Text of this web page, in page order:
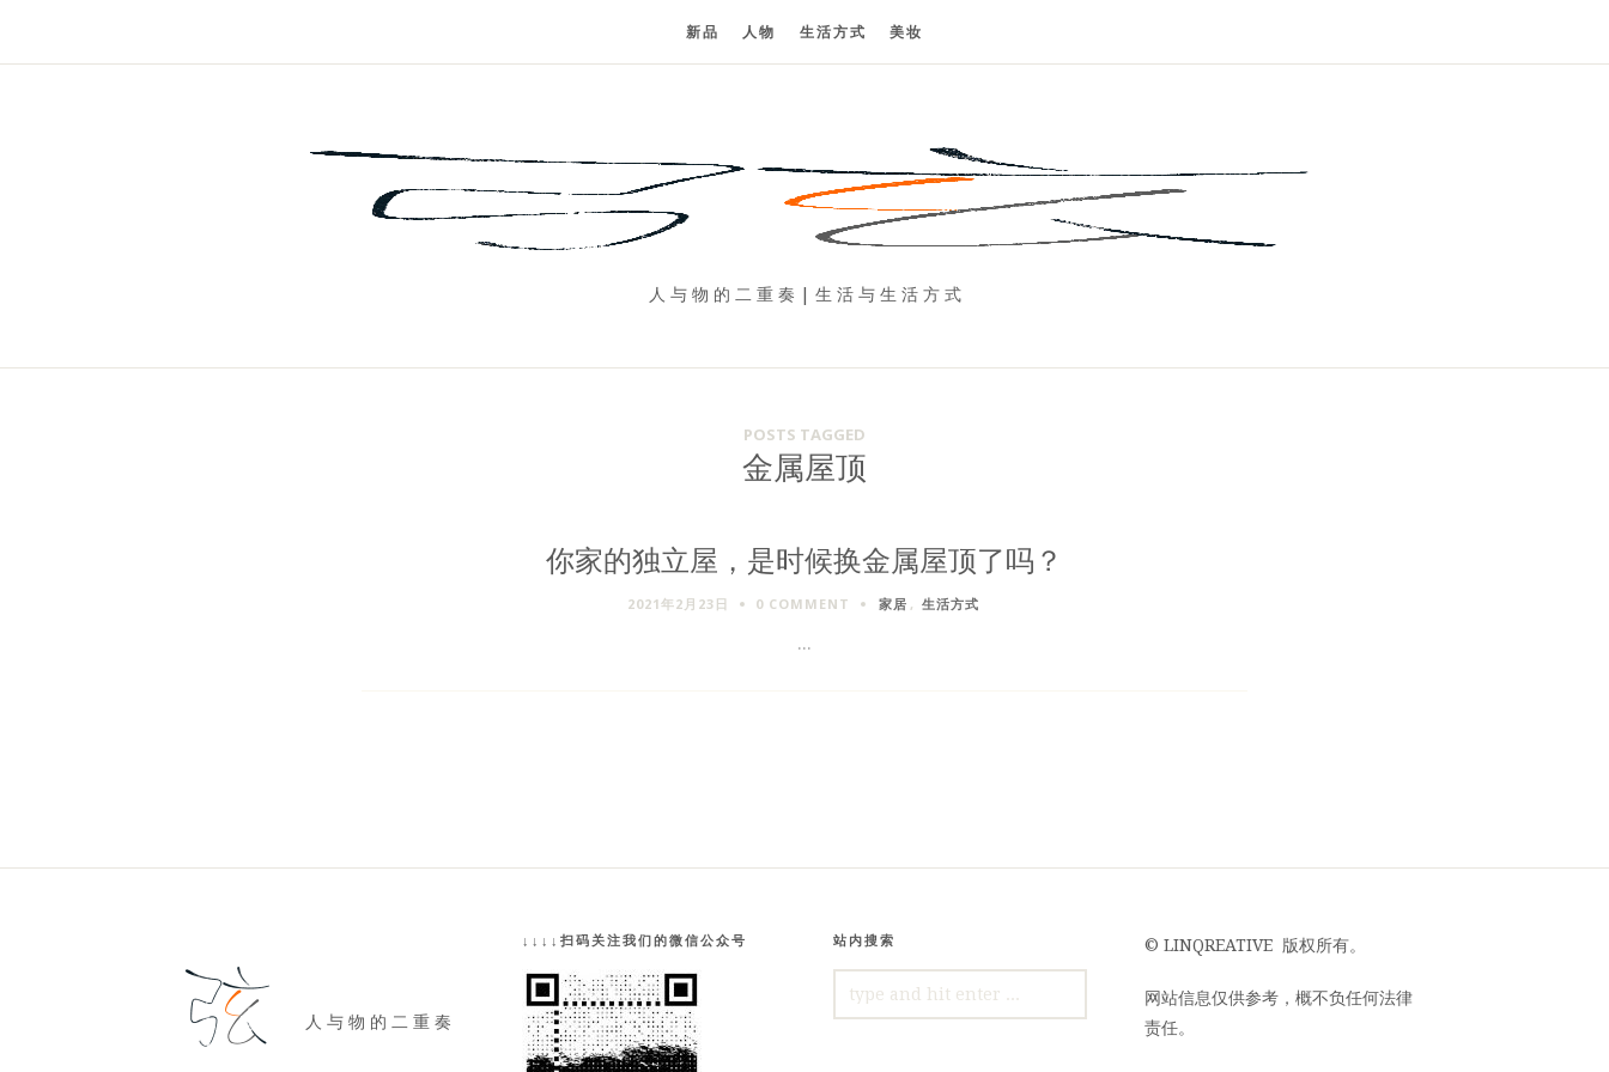
新品 人物 生活方式 美妆
人 与 物 的 二 重 奏 | 生 活 与 生 活 方 式
POSTS TAGGED
金属屋顶
你家的独立屋，是时候换金属屋顶了吗？
2021年2月23日 0 COMMENT 家居 , 生活方式
...
人 与 物 的 二 重 奏
↓↓↓↓扫码关注我们的微信公众号 站内搜索
FOR:
© LINQREATIVE 版权所有。
网站信息仅供参考，概不负任何法律
责任。